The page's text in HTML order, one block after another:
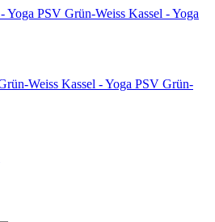
PSV Grün-Weiss Kassel - Yoga
PSV Grün-